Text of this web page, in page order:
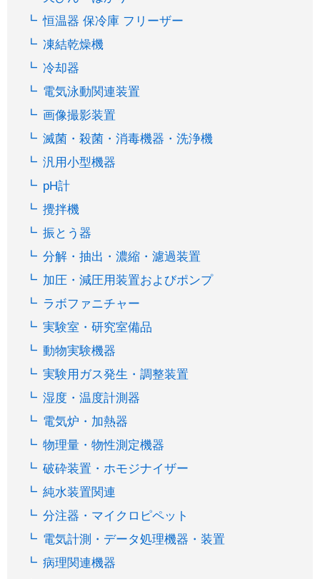
恒温器 保冷庫 フリーザー
凍結乾燥機
冷却器
電気泳動関連装置
画像撮影装置
滅菌・殺菌・消毒機器・洗浄機
汎用小型機器
pH計
攪拌機
振とう器
分解・抽出・濃縮・濾過装置
加圧・減圧用装置およびポンプ
ラボファニチャー
実験室・研究室備品
動物実験機器
実験用ガス発生・調整装置
湿度・温度計測器
電気炉・加熱器
物理量・物性測定機器
破砕装置・ホモジナイザー
純水装置関連
分注器・マイクロピペット
電気計測・データ処理機器・装置
病理関連機器